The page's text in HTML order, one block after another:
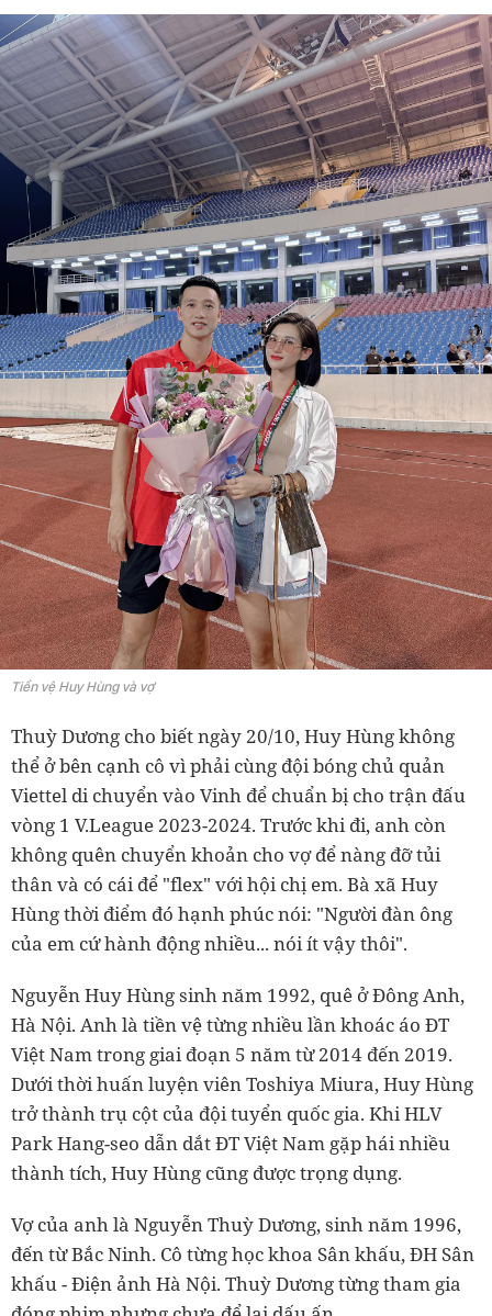
Tiền vệ Huy Hùng và vợ
Thuỳ Dương cho biết ngày 20/10, Huy Hùng không
thể ở bên cạnh cô vì phải cùng đội bóng chủ quản
Viettel di chuyển vào Vinh để chuẩn bị cho trận đấu
vòng 1 V.League 2023-2024. Trước khi đi, anh còn
không quên chuyển khoản cho vợ để nàng đỡ tủi
thân và có cái để "flex" với hội chị em. Bà xã Huy
Hùng thời điểm đó hạnh phúc nói: "Người đàn ông
của em cứ hành động nhiều... nói ít vậy thôi".
Nguyễn Huy Hùng sinh năm 1992, quê ở Đông Anh,
Hà Nội. Anh là tiền vệ từng nhiều lần khoác áo ĐT
Việt Nam trong giai đoạn 5 năm từ 2014 đến 2019.
Dưới thời huấn luyện viên Toshiya Miura, Huy Hùng
trở thành trụ cột của đội tuyển quốc gia. Khi HLV
Park Hang-seo dẫn dắt ĐT Việt Nam gặp hái nhiều
thành tích, Huy Hùng cũng được trọng dụng.
Vợ của anh là Nguyễn Thuỳ Dương, sinh năm 1996,
đến từ Bắc Ninh. Cô từng học khoa Sân khấu, ĐH Sân
khấu - Điện ảnh Hà Nội. Thuỳ Dương từng tham gia